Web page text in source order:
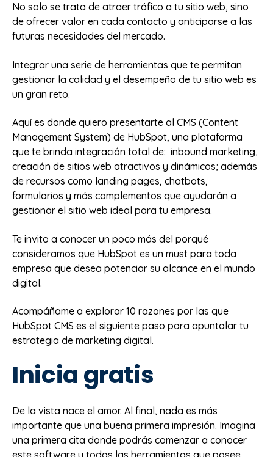
No solo se trata de atraer tráfico a tu sitio web, sino
de ofrecer valor en cada contacto y anticiparse a las
futuras necesidades del mercado.
Integrar una serie de herramientas que te permitan
gestionar la calidad y el desempeño de tu sitio web es
un gran reto.
Aquí es donde quiero presentarte al CMS (Content
Management System) de HubSpot, una plataforma
que te brinda integración total de: inbound marketing,
creación de sitios web atractivos y dinámicos; además
de recursos como landing pages, chatbots,
formularios y más complementos que ayudarán a
gestionar el sitio web ideal para tu empresa.
Te invito a conocer un poco más del porqué
consideramos que HubSpot es un must para toda
empresa que desea potenciar su alcance en el mundo
digital.
Acompáñame a explorar 10 razones por las que
HubSpot CMS es el siguiente paso para apuntalar tu
estrategia de marketing digital.
Inicia gratis
De la vista nace el amor. Al final, nada es más
importante que una buena primera impresión. Imagina
una primera cita donde podrás comenzar a conocer
este software y todas las herramientas que posee.